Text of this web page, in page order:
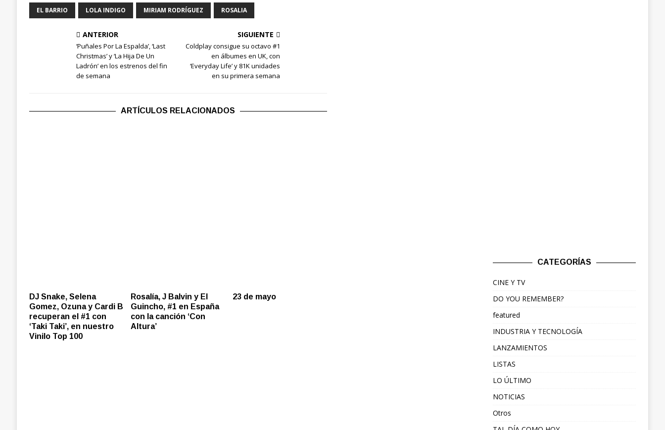
EL BARRIO LOLA INDIGO MIRIAM RODRÍGUEZ ROSALIA
ANTERIOR
‘Puñales Por La Espalda’, ‘Last
Christmas’ y ‘La Hija De Un
Ladrón’ en los estrenos del fin
de semana
SIGUIENTE
Coldplay consigue su octavo #1
en álbumes en UK, con
‘Everyday Life’ y 81K unidades
en su primera semana
ARTÍCULOS RELACIONADOS
DJ Snake, Selena
Gomez, Ozuna y Cardi B
recuperan el #1 con
‘Taki Taki’, en nuestro
Vinilo Top 100
Rosalía, J Balvin y El
Guincho, #1 en España
con la canción ‘Con
Altura’
23 de mayo
CATEGORÍAS
CINE Y TV
DO YOU REMEMBER?
featured
INDUSTRIA Y TECNOLOGÍA
LANZAMIENTOS
LISTAS
LO ÚLTIMO
NOTICIAS
Otros